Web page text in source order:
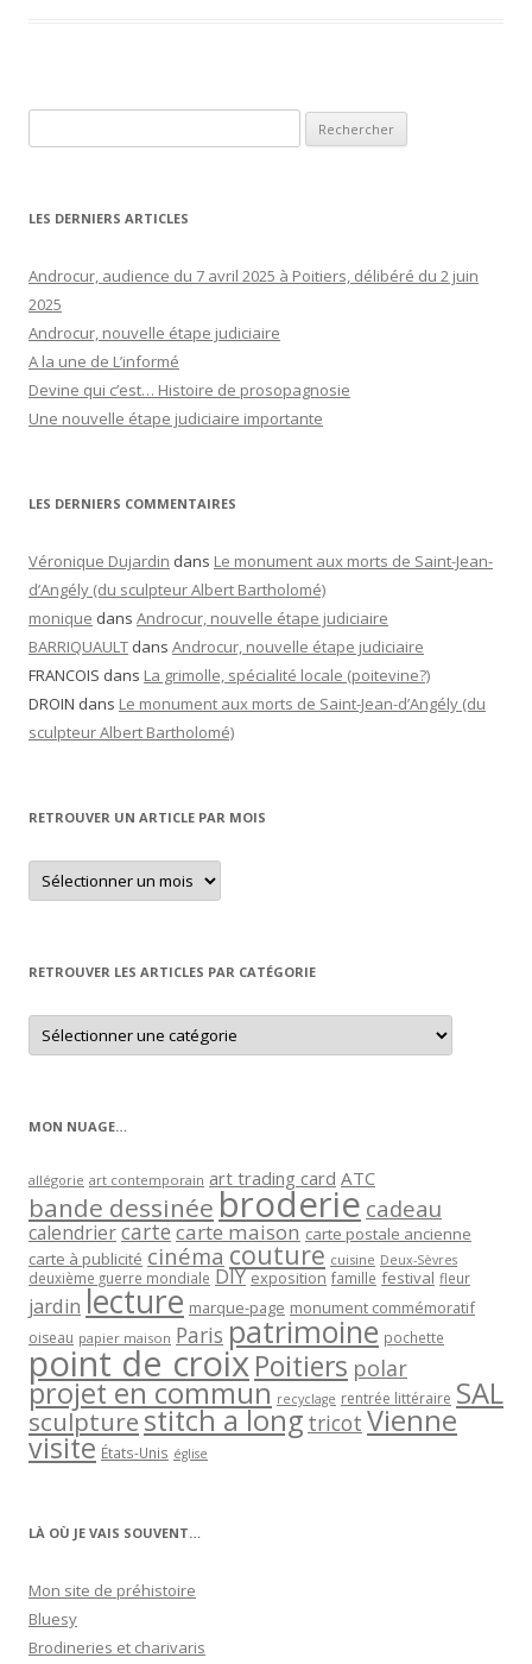
LES DERNIERS ARTICLES
Androcur, audience du 7 avril 2025 à Poitiers, délibéré du 2 juin
2025
Androcur, nouvelle étape judiciaire
A la une de L’informé
Devine qui c’est… Histoire de prosopagnosie
Une nouvelle étape judiciaire importante
LES DERNIERS COMMENTAIRES
Véronique Dujardin dans Le monument aux morts de Saint-Jean-
d’Angély (du sculpteur Albert Bartholomé)
monique dans Androcur, nouvelle étape judiciaire
BARRIQUAULT dans Androcur, nouvelle étape judiciaire
FRANCOIS dans La grimolle, spécialité locale (poitevine?)
DROIN dans Le monument aux morts de Saint-Jean-d’Angély (du
sculpteur Albert Bartholomé)
RETROUVER UN ARTICLE PAR MOIS
Retrouver
un
article
RETROUVER LES ARTICLES PAR CATÉGORIE
Retrouver
les
articles
MON NUAGE…
allégorie art contemporain art trading card ATC
bande dessinée broderie cadeau
calendriercartecarte maison carte postale ancienne
carte à publicité cinéma couture cuisine Deux-Sèvres
deuxième guerre mondiale DIY exposition famille festival fleur
jardin lecture marque-page monument commémoratif
oiseau papier maison Paris patrimoine pochette
point de croixPoitiers polar
projet en commun recyclage rentrée littéraire SAL
sculpturestitch a long tricot Vienne
visite États-Unis église
LÀ OÙ JE VAIS SOUVENT…
Mon site de préhistoire
Bluesy
Brodineries et charivaris